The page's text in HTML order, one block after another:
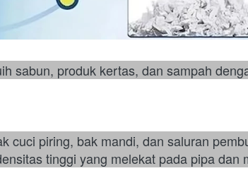
sabun, produk kertas, dan sampah
cuci piring, bak mandi, dan saluran
tinggi yang melekat pada pipa